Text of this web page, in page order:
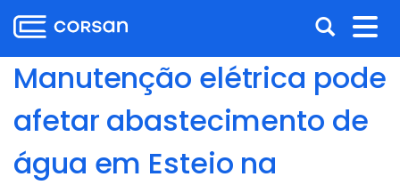
para
o
conteúdo
para
menu
para
o
conteúdo
Abrir
a
busca
Manutenção elétrica pode
afetar abastecimento de
água em Esteio na